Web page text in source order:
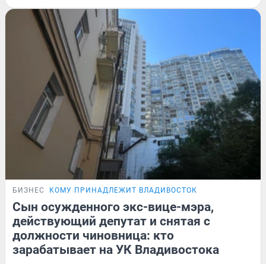
БИЗНЕС КОМУ ПРИНАДЛЕЖИТ ВЛАДИВОСТОК
Сын осужденного экс-вице-мэра,
действующий депутат и снятая с
должности чиновница: кто
зарабатывает на УК Владивостока